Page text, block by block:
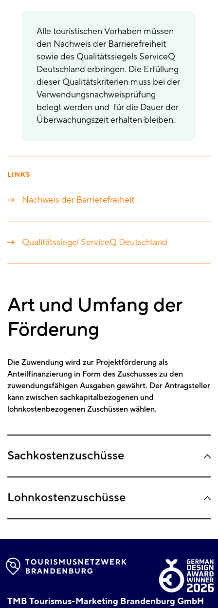
Alle touristischen Vorhaben müssen
den Nachweis der Barrierefreiheit
sowie des Qualitätssiegels ServiceQ
Deutschland erbringen. Die Erfüllung
dieser Qualitätskriterien muss bei der
Verwendungsnachweisprüfung
belegt werden und für die Dauer der
Überwachungszeit erhalten bleiben.
LINKS
Nachweis der Barrierefreiheit
Qualitätssiegel ServiceQ Deutschland
Art und Umfang der
Förderung
Die Zuwendung wird zur Projektförderung als
Anteilfinanzierung in Form des Zuschusses zu den
zuwendungsfähigen Ausgaben gewährt. Der Antragsteller
kann zwischen sachkapitalbezogenen und
lohnkostenbezogenen Zuschüssen wählen.
Sachkostenzuschüsse
Lohnkostenzuschüsse
TMB Tourismus-Marketing Brandenburg GmbH